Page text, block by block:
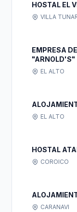
HOSTAL EL
VILLA
EMPRESA
"ARNOLD'S"
EL ALTO
EL ALTO
HOSTAL
COROICO
CARANAVI